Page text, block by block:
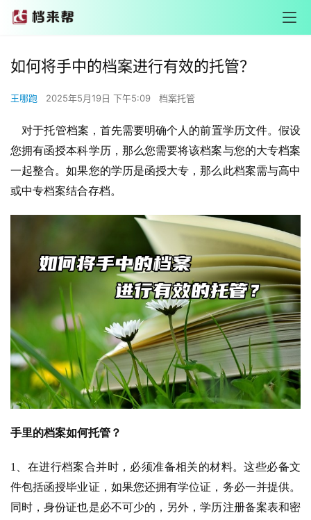
如何将手中的档案进行有效的托管？
王哪跑 2025年5月19日 下午5:09 档案托管
对于托管档案，首先需要明确个人的前置学历文件。假设
您拥有函授本科学历，那么您需要将该档案与您的大专档案
一起整合。如果您的学历是函授大专，那么此档案需与高中
或中专档案结合存档。
手里的档案如何托管？
1、在进行档案合并时，必须准备相关的材料。这些必备文
件包括函授毕业证，如果您还拥有学位证，务必一并提供。
同时，身份证也是必不可少的，另外，学历注册备案表和密